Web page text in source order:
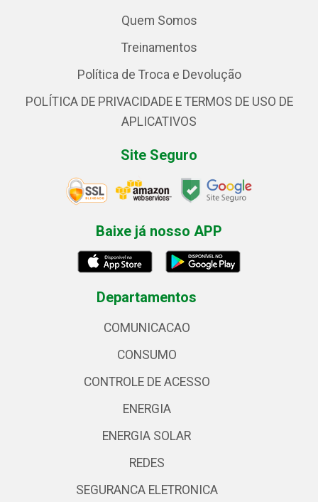
Quem Somos
Treinamentos
Política de Troca e Devolução
POLÍTICA DE PRIVACIDADE E TERMOS DE USO DE
APLICATIVOS
Site Seguro
Baixe já nosso APP
Departamentos
COMUNICACAO
CONSUMO
CONTROLE DE ACESSO
ENERGIA
ENERGIA SOLAR
REDES
SEGURANCA ELETRONICA